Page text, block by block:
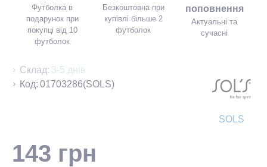
Футболка в
подарунок при
покупці від 10
футболок
Безкоштовна при
купівлі більше 2
футболок
поповнення
Актуальні та
сучасні
Склад: 3-5 днів
Код: 01703286(SOLS)
SOLS
143 грн